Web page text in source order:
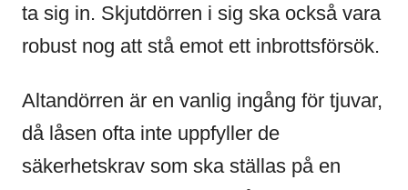
ta sig in. Skjutdörren i sig ska också vara
robust nog att stå emot ett inbrottsförsök.
Altandörren är en vanlig ingång för tjuvar,
då låsen ofta inte uppfyller de
säkerhetskrav som ska ställas på en